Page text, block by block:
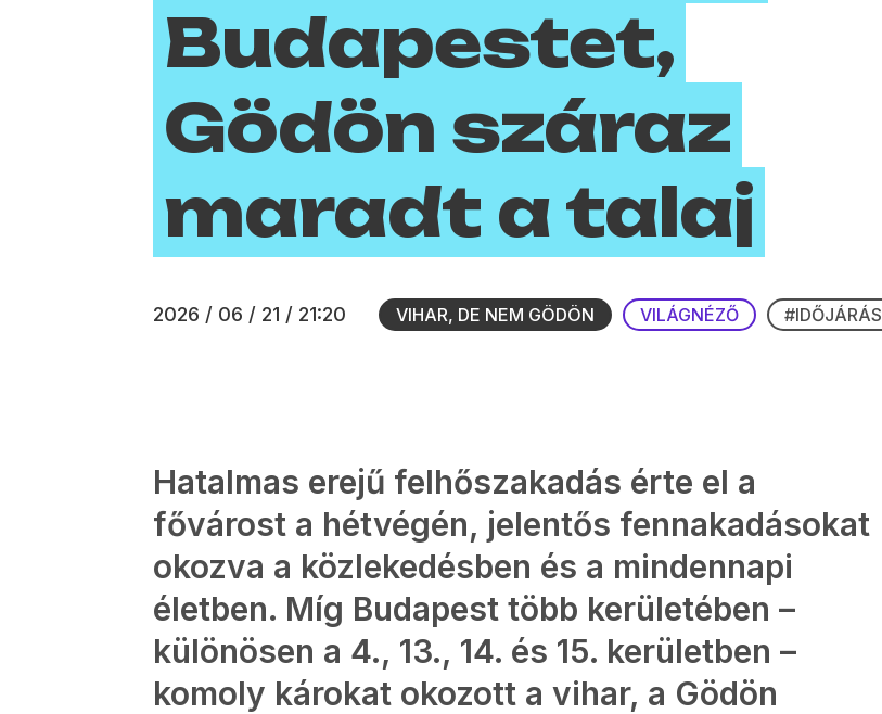
Budapestet,
Gödön száraz
maradt a talaj
2026 / 06 / 21 / 21:20 VIHAR, DE NEM GÖDÖN VILÁGNÉZŐ #IDŐJÁRÁS
Hatalmas erejű felhőszakadás érte el a
fővárost a hétvégén, jelentős fennakadásokat
okozva a közlekedésben és a mindennapi
életben. Míg Budapest több kerületében –
különösen a 4., 13., 14. és 15. kerületben –
komoly károkat okozott a vihar, a Gödön